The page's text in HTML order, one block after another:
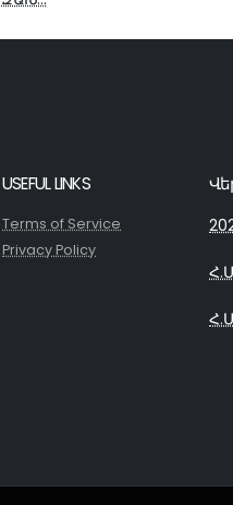
USEFUL LINKS
Terms of Service
Privacy Policy